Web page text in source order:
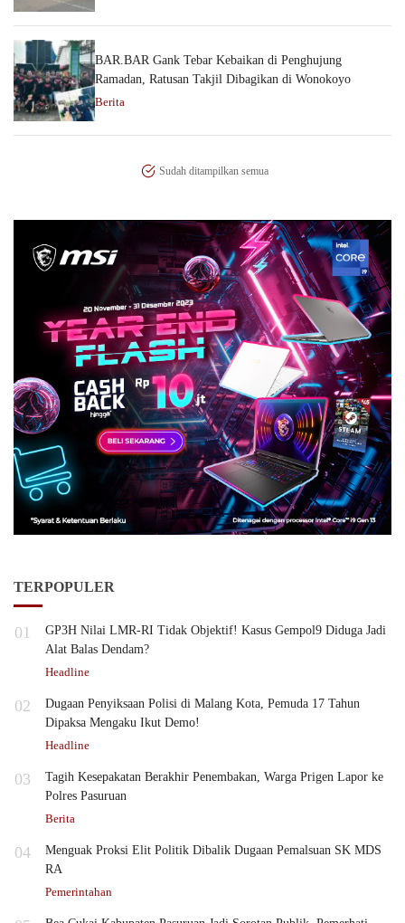
BAR.BAR Gank Tebar Kebaikan di Penghujung
Ramadan, Ratusan Takjil Dibagikan di Wonokoyo
Berita
Sudah ditampilkan semua
TERPOPULER
01
GP3H Nilai LMR-RI Tidak Objektif! Kasus Gempol9 Diduga Jadi
Alat Balas Dendam?
Headline
02
Dugaan Penyiksaan Polisi di Malang Kota, Pemuda 17 Tahun
Dipaksa Mengaku Ikut Demo!
Headline
03
Tagih Kesepakatan Berakhir Penembakan, Warga Prigen Lapor ke
Polres Pasuruan
Berita
04
Menguak Proksi Elit Politik Dibalik Dugaan Pemalsuan SK MDS
RA
Pemerintahan